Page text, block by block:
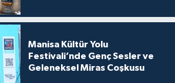
Manisa Kültür Yolu
Festivali’nde Genç Sesler ve
Geleneksel Miras Coşkusu